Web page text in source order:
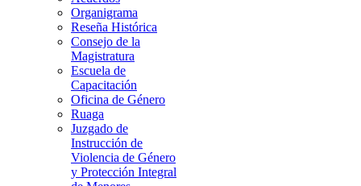
Organigrama
Reseña Histórica
Consejo de la
Magistratura
Escuela de
Capacitación
Oficina de Género
Ruaga
Juzgado de
Instrucción de
Violencia de Género
y Protección Integral